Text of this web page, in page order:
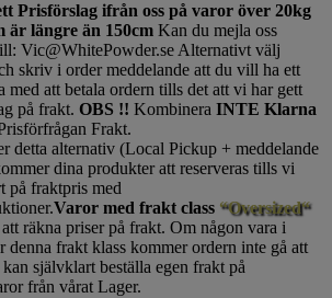
Prisförslag ifrån oss på varor över 20kg
är längre än 150cm Kan du mejla oss
Vic@WhitePowder.se Alternativt välj
skriv i order meddelande att du vill ha ett
med att betala ordern tills det att vi har gett
på frakt. OBS !! Kombinera INTE Klarna
Frakt.
detta alternativ (Local Pickup + meddelande
dina produkter att reserveras tills vi
på fraktpris med
Varor med frakt class “Oversized“
räkna priser på frakt. Om någon vara i
denna frakt klass kommer ordern inte gå att
självklart beställa egen frakt på
från vårat Lager.